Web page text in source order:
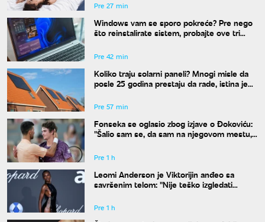
Pre 27 min
Windows vam se sporo pokreće? Pre nego
što reinstalirate sistem, probajte ove tri
Pre 42 min
Koliko traju solarni paneli? Mnogi misle da
posle 25 godina prestaju da rade, istina je
Pre 57 min
Fonseka se oglasio zbog izjave o Đokoviću:
"Šalio sam se, da sam na njegovom mestu,
Pre 1 h
Leomi Anderson je Viktorijin anđeo sa
savršenim telom: "Nije teško izgledati
Pre 1 h